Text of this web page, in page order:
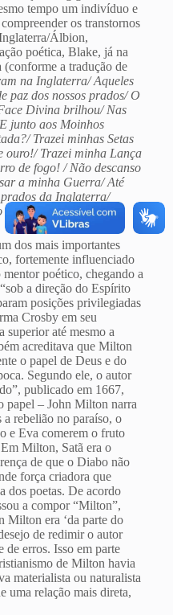
tempo um indivíduo e
os transtornos
Álbion,
poética, Blake, já na
(conforme a tradução de
na Inglaterra/ Aqueles
paz dos nossos prados/ O
Divina brilhou/ Nas
junto aos Moinhos
Trazei minhas Setas
ouro!/ Trazei minha Lança
de fogo! / Não descanso
a minha Guerra/ Até
da Inglaterra/
fosse Profeta”.
dos mais importantes
fortemente influenciado
poético, chegando a
a direção do Espírito
posições privilegiadas
Crosby em seu
até mesmo a
acreditava que Milton
o papel de Deus e do
Segundo ele, o autor
publicado em 1667,
papel – John Milton narra
a rebelião no paraíso, o
e Eva comerem o fruto
Milton, Satã era o
de que o Diabo não
força criadora que
dos poetas. De acordo
a compor “Milton”,
Milton era ‘da parte do
de redimir o autor
de erros. Isso em parte
de Milton havia
materialista ou naturalista
uma relação mais direta,